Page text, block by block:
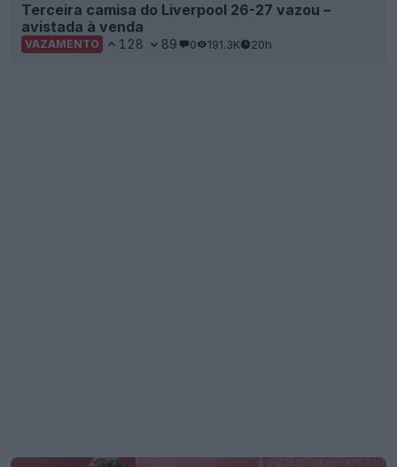
Terceira camisa do Liverpool 26-27 vazou –
avistada à venda
VAZAMENTO 128 89 0 191.3K 20h